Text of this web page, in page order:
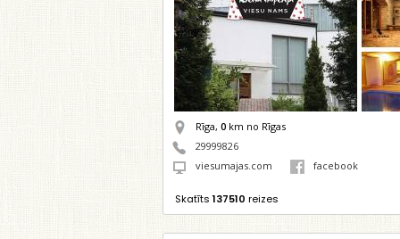
Rīga, 0 km no Rīgas
29999826
viesumajas.com
facebook
Skatīts 137510 reizes